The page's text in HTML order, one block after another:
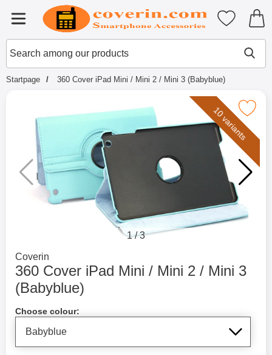
Menu
Startpage for Tibro Billiga
Search
Search among our products
My
Startpage 360 Cover iPad Mini / Mini 2 / Mini 3 (Babyblue)
Mark 360 Cover iPad Mini / Mini 2 /
10 variants
1/3
Go to brand page for
Coverin
360 Cover iPad Mini / Mini 2 / Mini 3
(Babyblue)
Choose colour: